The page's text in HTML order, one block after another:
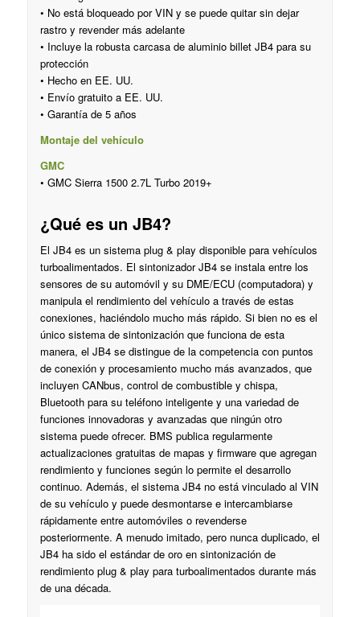
• No está bloqueado por VIN y se puede quitar sin dejar
rastro y revender más adelante
• Incluye la robusta carcasa de aluminio billet JB4 para su
protección
• Hecho en EE. UU.
• Envío gratuito a EE. UU.
• Garantía de 5 años
Montaje del vehículo
GMC
• GMC Sierra 1500 2.7L Turbo 2019+
¿Qué es un JB4?
El JB4 es un sistema plug & play disponible para vehículos
turboalimentados. El sintonizador JB4 se instala entre los
sensores de su automóvil y su DME/ECU (computadora) y
manipula el rendimiento del vehículo a través de estas
conexiones, haciéndolo mucho más rápido. Si bien no es el
único sistema de sintonización que funciona de esta
manera, el JB4 se distingue de la competencia con puntos
de conexión y procesamiento mucho más avanzados, que
incluyen CANbus, control de combustible y chispa,
Bluetooth para su teléfono inteligente y una variedad de
funciones innovadoras y avanzadas que ningún otro
sistema puede ofrecer. BMS publica regularmente
actualizaciones gratuitas de mapas y firmware que agregan
rendimiento y funciones según lo permite el desarrollo
continuo. Además, el sistema JB4 no está vinculado al VIN
de su vehículo y puede desmontarse e intercambiarse
rápidamente entre automóviles o revenderse
posteriormente. A menudo imitado, pero nunca duplicado, el
JB4 ha sido el estándar de oro en sintonización de
rendimiento plug & play para turboalimentados durante más
de una década.